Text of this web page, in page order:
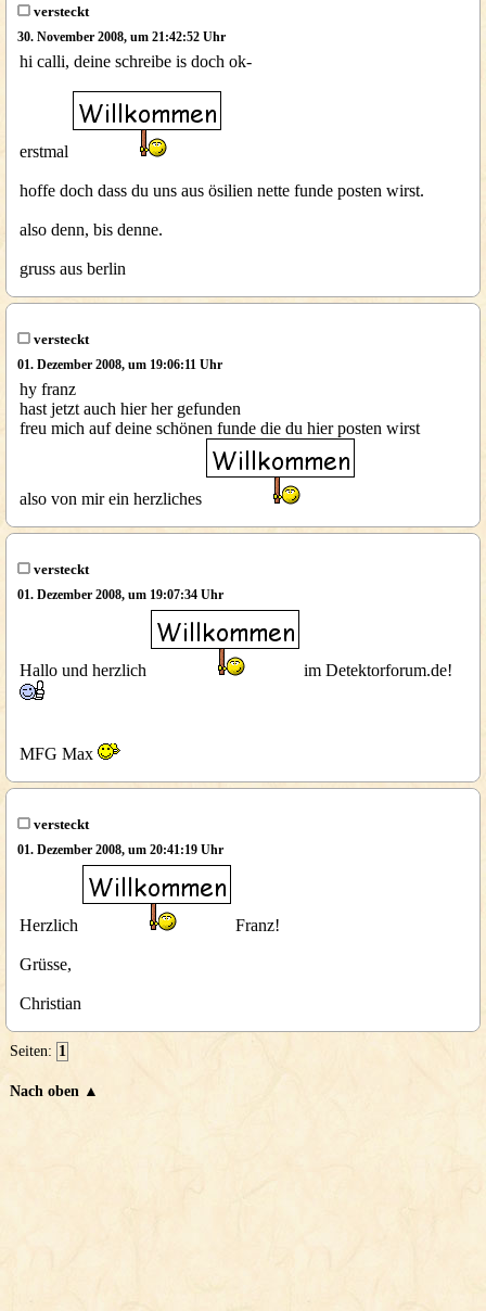
versteckt
30. November 2008, um 21:42:52 Uhr
hi calli, deine schreibe is doch ok-
erstmal
hoffe doch dass du uns aus ösilien nette funde posten wirst.
also denn, bis denne.
gruss aus berlin
versteckt
01. Dezember 2008, um 19:06:11 Uhr
hy franz
hast jetzt auch hier her gefunden
freu mich auf deine schönen funde die du hier posten wirst
also von mir ein herzliches
versteckt
01. Dezember 2008, um 19:07:34 Uhr
Hallo und herzlich im Detektorforum.de!
MFG Max
versteckt
01. Dezember 2008, um 20:41:19 Uhr
Herzlich Franz!
Grüsse,
Christian
Seiten: 1
Nach oben ▲